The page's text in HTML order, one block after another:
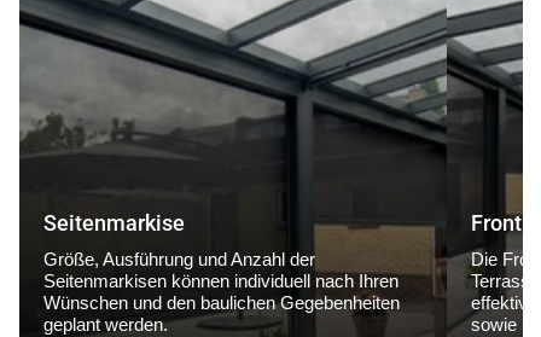
Seitenmarkise
Größe, Ausführung und Anzahl der
Seitenmarkisen können individuell nach Ihren
Wünschen und den baulichen Gegebenheiten
geplant werden.
Die
sowie